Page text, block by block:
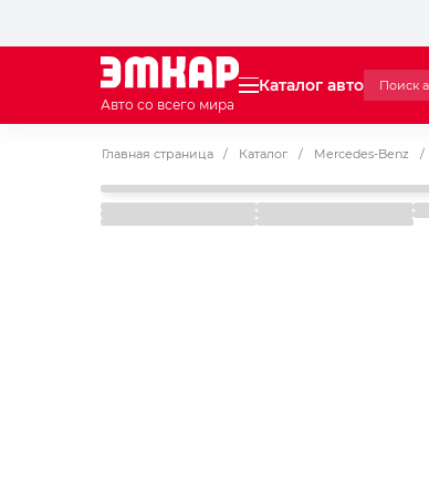
Авто со всего мира
Каталог авто
Главная страница / Каталог / Mercedes-Benz /